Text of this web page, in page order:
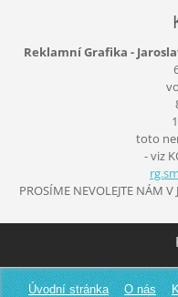
Reklamní Grafika -
toto
- viz
PROSÍME NEVOLEJTE NÁM V
Úvodní stránka O nás